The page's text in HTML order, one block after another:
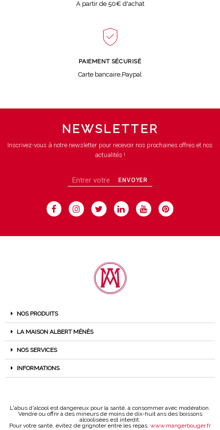
A partir de 50€ d'achat
PAIEMENT SÉCURISÉ
Carte bancaire,Paypal
NEWSLETTER
Inscrivez-vous à notre newsletter pour recevoir nos prochaines offres et nos
actualités !
ENVOYER
NOS PRODUITS
LA MAISON ALBERT MÉNÈS
NOS SERVICES
INFORMATIONS
L'abus d'alcool est dangereux pour la santé, à consommer avec modération.
Vendre ou offrir à des mineurs de moins de dix-huit ans des boissons
alcoolisées est interdit.
Pour votre santé, évitez de grignoter entre les repas. www.mangerbouger.fr